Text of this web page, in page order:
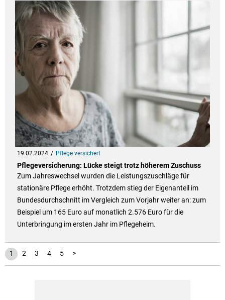
19.02.2024 Pflege versichert
Pflegeversicherung: Lücke steigt trotz höherem Zuschuss
Zum Jahreswechsel wurden die Leistungszuschläge für
stationäre Pflege erhöht. Trotzdem stieg der Eigenanteil im
Bundesdurchschnitt im Vergleich zum Vorjahr weiter an: zum
Beispiel um 165 Euro auf monatlich 2.576 Euro für die
Unterbringung im ersten Jahr im Pflegeheim.
1 2 3 4 5 >